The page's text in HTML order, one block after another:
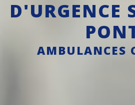
D'URGENCE
AMBULANCES